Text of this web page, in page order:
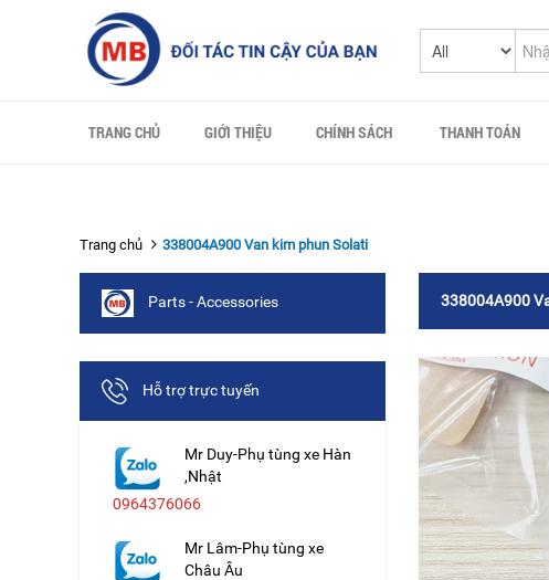
TRANG CHỦ GIỚI THIỆU CHÍNH SÁCH THANH TOÁN
Trang chủ 338004A900 Van kim phun Solati
338004A900
Parts - Accessories
Hỗ trợ trực tuyến
Mr Duy-Phụ tùng xe Hàn
,Nhật
0964376066
Mr Lâm-Phụ tùng xe
Châu Âu